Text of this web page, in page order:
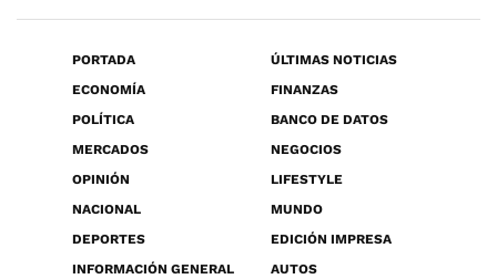
PORTADA
ÚLTIMAS NOTICIAS
ECONOMÍA
FINANZAS
POLÍTICA
BANCO DE DATOS
MERCADOS
NEGOCIOS
OPINIÓN
LIFESTYLE
NACIONAL
MUNDO
DEPORTES
EDICIÓN IMPRESA
INFORMACIÓN GENERAL
AUTOS